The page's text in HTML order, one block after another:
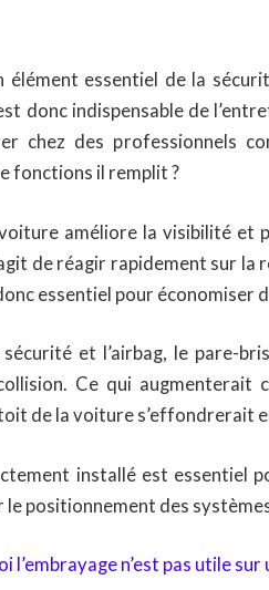
élément essentiel de la
donc indispensable de
chez des professionnels
fonctions il remplit ?
améliore la visibilité et
de réagir rapidement sur
essentiel pour économiser
et l’airbag, le pare-
Ce qui augmenterait
de la voiture s’effondrerait
installé est essentiel
positionnement des
l’embrayage n’est pas utile